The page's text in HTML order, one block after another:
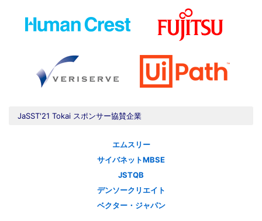
JaSST'21 Tokai スポンサー協賛企業
エムスリー
サイバネットMBSE
JSTQB
デンソークリエイト
ベクター・ジャパン